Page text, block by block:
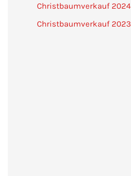
Christbaumverkauf 2024
Christbaumverkauf 2023